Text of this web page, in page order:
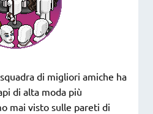
di migliori amiche ha
di alta moda più
mai visto sulle pareti di